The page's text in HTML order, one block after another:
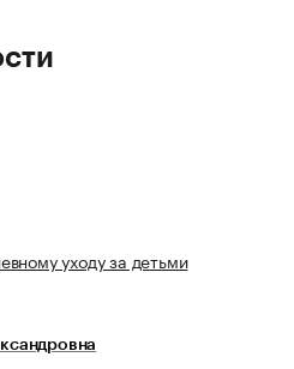
уходу за детьми